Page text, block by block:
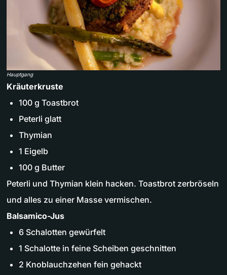
Hauptgang
Kräuterkruste
100 g Toastbrot
Peterli glatt
Thymian
1 Eigelb
100 g Butter
Peterli und Thymian klein hacken. Toastbrot zerbröseln
und alles zu einer Masse vermischen.
Balsamico-Jus
6 Schalotten gewürfelt
1 Schalotte in feine Scheiben geschnitten
2 Knoblauchzehen fein gehackt